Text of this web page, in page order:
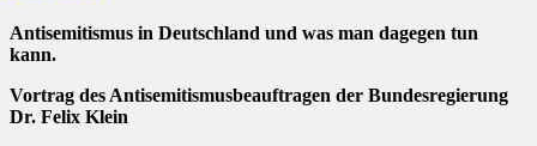
Antisemitismus in Deutschland und was man dagegen tun
kann.
Vortrag des Antisemitismusbeauftragen der Bundesregierung
Dr. Felix Klein